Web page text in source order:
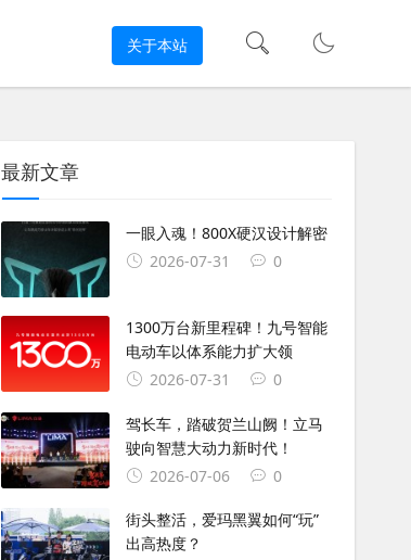
关于本站
杜卡迪V4 #杜卡迪摩托车 #空气动力学 #定风翼
最新文章
一眼入魂！800X硬汉设计解密
2026-07-31
0
1300万台新里程碑！九号智能
电动车以体系能力扩大领
2026-07-31
0
驾长车，踏破贺兰山阙！立马
驶向智慧大动力新时代！
2026-07-06
0
街头整活，爱玛黑翼如何“玩”
出高热度？